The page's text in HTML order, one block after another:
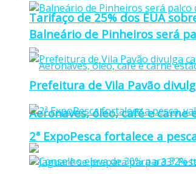
Tarifaço de 25% dos EUA
Aeronaves, óleo, café e
Balneário de Pinheiros será
Prefeitura de Vila Pavão
2ª ExpoPesca fortalece a